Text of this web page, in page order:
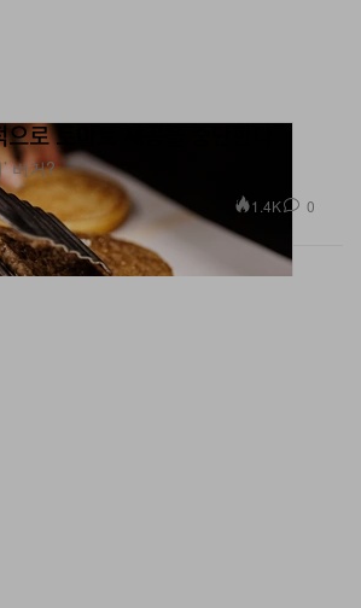
로 토마토 제공을 중단한다
버거?
1.4K 0